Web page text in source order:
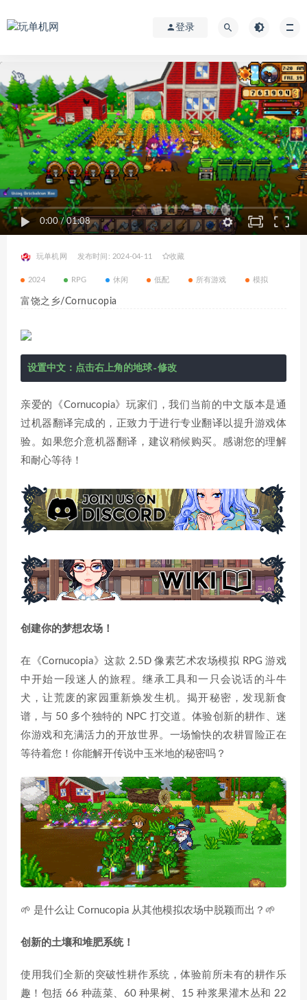
登录
0:00/01:08
玩单机网 发布时间: 2024-04-11 收藏
2024 RPG 休闲 低配 所有游戏 模拟
富饶之乡/Cornucopia
设置中文：点击右上角的地球-修改
亲爱的《Cornucopia》玩家们，我们当前的中文版本是通
过机器翻译完成的，正致力于进行专业翻译以提升游戏体
验。如果您介意机器翻译，建议稍候购买。感谢您的理解
和耐心等待！
创建你的梦想农场！
在《Cornucopia》这款 2.5D 像素艺术农场模拟 RPG 游戏
中开始一段迷人的旅程。继承工具和一只会说话的斗牛
犬，让荒废的家园重新焕发生机。揭开秘密，发现新食
谱，与 50 多个独特的 NPC 打交道。体验创新的耕作、迷
你游戏和充满活力的开放世界。一场愉快的农耕冒险正在
等待着您！你能解开传说中玉米地的秘密吗？
🌱 是什么让 Cornucopia 从其他模拟农场中脱颖而出？🌱
创新的土壤和堆肥系统！
使用我们全新的突破性耕作系统，体验前所未有的耕作乐
趣！包括 66 种蔬菜、60 种果树、15 种浆果灌木丛和 22